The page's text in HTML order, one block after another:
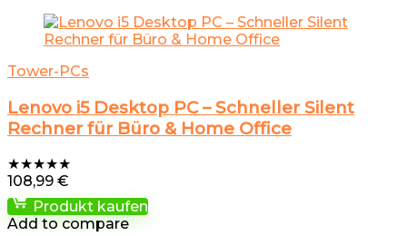
Tower-PCs
Lenovo i5 Desktop PC – Schneller Silent
Rechner für Büro & Home Office
★★★★★
108,99 €
Produkt kaufen
Add to compare